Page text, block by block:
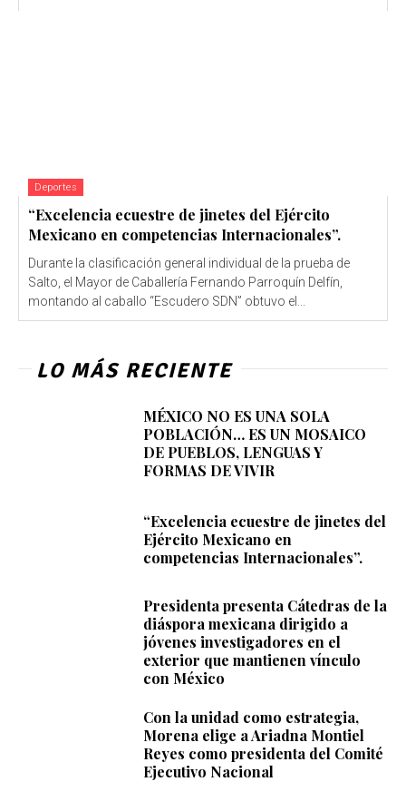
Deportes
“Excelencia ecuestre de jinetes del Ejército
Mexicano en competencias Internacionales”.
Durante la clasificación general individual de la prueba de
Salto, el Mayor de Caballería Fernando Parroquín Delfín,
montando al caballo “Escudero SDN” obtuvo el...
LO MÁS RECIENTE
MÉXICO NO ES UNA SOLA
POBLACIÓN… ES UN MOSAICO
DE PUEBLOS, LENGUAS Y
FORMAS DE VIVIR
“Excelencia ecuestre de jinetes del
Ejército Mexicano en
competencias Internacionales”.
Presidenta presenta Cátedras de la
diáspora mexicana dirigido a
jóvenes investigadores en el
exterior que mantienen vínculo
con México
Con la unidad como estrategia,
Morena elige a Ariadna Montiel
Reyes como presidenta del Comité
Ejecutivo Nacional